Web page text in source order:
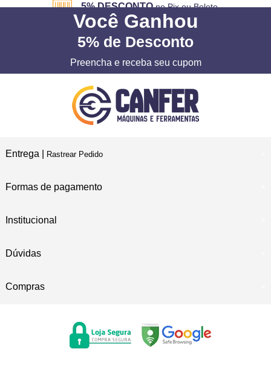
5% DESCONTO no Pix ou Boleto
Você Ganhou
5% de Desconto
Preencha e receba seu cupom
Entrega | Rastrear Pedido
Formas de pagamento
Institucional
Dúvidas
Compras